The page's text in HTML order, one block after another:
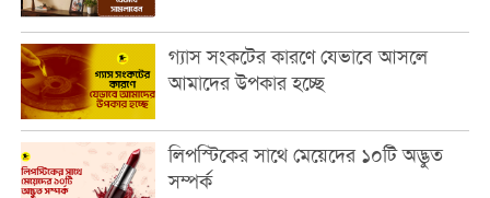
গ্যাস সংকটের কারণে যেভাবে আসলে
আমাদের উপকার হচ্ছে
লিপস্টিকের সাথে মেয়েদের ১০টি অদ্ভুত
সম্পর্ক